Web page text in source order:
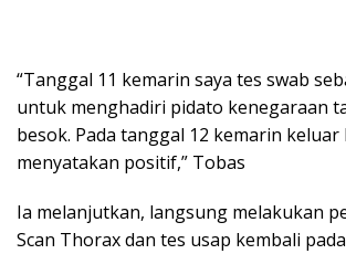
“Tanggal 11 kemarin saya tes swab
untuk menghadiri pidato kenegaraan
besok. Pada tanggal 12 kemarin keluar
menyatakan positif,” Tobas
Ia melanjutkan, langsung melakukan
Scan Thorax dan tes usap kembali